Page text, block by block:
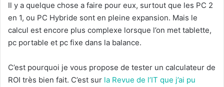
Il y a quelque chose a faire pour eux, surtout que les PC 2
en 1, ou PC Hybride sont en pleine expansion. Mais le
calcul est encore plus complexe lorsque l’on met tablette,
pc portable et pc fixe dans la balance.
C’est pourquoi je vous propose de tester un calculateur de
ROI très bien fait. C’est sur la Revue de l’IT que j’ai pu